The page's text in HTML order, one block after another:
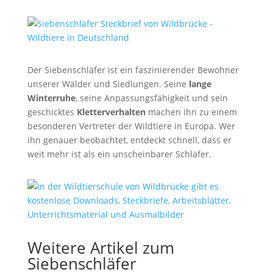
Der Siebenschläfer ist ein faszinierender Bewohner
unserer Wälder und Siedlungen. Seine lange
Winterruhe, seine Anpassungsfähigkeit und sein
geschicktes Kletterverhaltenmachen ihn zu einem
besonderen Vertreter der Wildtiere in Europa. Wer
ihn genauer beobachtet, entdeckt schnell, dass er
weit mehr ist als ein unscheinbarer Schläfer.
Weitere Artikel zum
Siebenschläfer